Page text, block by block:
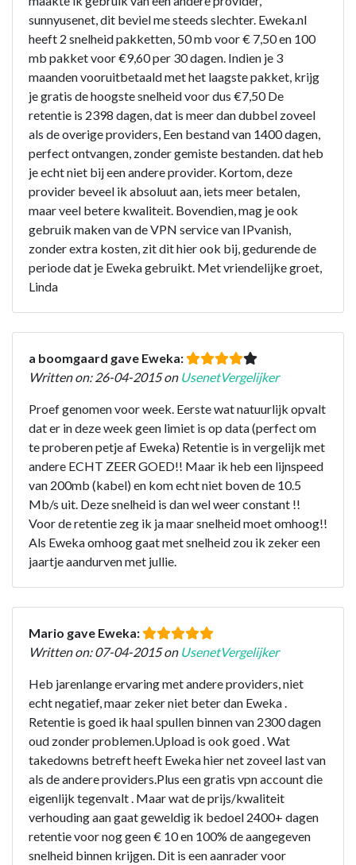
sunnyusenet, dit beviel me steeds slechter. Eweka.nl
heeft 2 snelheid pakketten, 50 mb voor € 7,50 en 100
mb pakket voor €9,60 per 30 dagen. Indien je 3
maanden vooruitbetaald met het laagste pakket, krijg
je gratis de hoogste snelheid voor dus €7,50 De
retentie is 2398 dagen, dat is meer dan dubbel zoveel
als de overige providers, Een bestand van 1400 dagen,
perfect ontvangen, zonder gemiste bestanden. dat heb
je echt niet bij een andere provider. Kortom, deze
provider beveel ik absoluut aan, iets meer betalen,
maar veel betere kwaliteit. Bovendien, mag je ook
gebruik maken van de VPN service van IPvanish,
zonder extra kosten, zit dit hier ook bij, gedurende de
periode dat je Eweka gebruikt. Met vriendelijke groet,
Linda
a boomgaard gave Eweka:
Written on: 26-04-2015 on UsenetVergelijker
Proef genomen voor week. Eerste wat natuurlijk opvalt
dat er in deze week geen limiet is op data (perfect om
te proberen petje af Eweka) Retentie is in vergelijk met
andere ECHT ZEER GOED!! Maar ik heb een lijnspeed
van 200mb (kabel) en kom echt niet boven de 10.5
Mb/s uit. Deze snelheid is dan wel weer constant !!
Voor de retentie zeg ik ja maar snelheid moet omhoog!!
Als Eweka omhoog gaat met snelheid zou ik zeker een
jaartje aandurven met jullie.
Mario gave Eweka:
Written on: 07-04-2015 on UsenetVergelijker
Heb jarenlange ervaring met andere providers, niet
echt negatief, maar zeker niet beter dan Eweka .
Retentie is goed ik haal spullen binnen van 2300 dagen
oud zonder problemen.Upload is ook goed . Wat
takedowns betreft heeft Eweka hier net zoveel last van
als de andere providers.Plus een gratis vpn account die
eigenlijk tegenvalt . Maar wat de prijs/kwaliteit
verhouding aan gaat geweldig ik bedoel 2400+ dagen
retentie voor nog geen € 10 en 100% de aangegeven
snelheid binnen krijgen. Dit is een aanrader voor